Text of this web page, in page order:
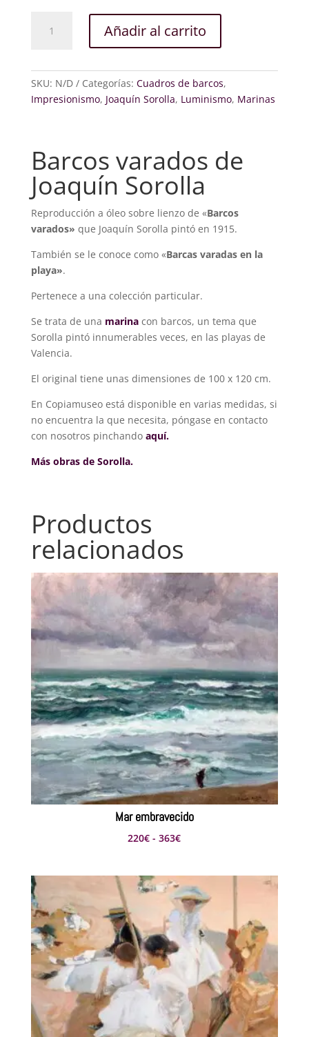
varados
Añadir al carrito
SKU: N/D Categorías: Cuadros de barcos,
Impresionismo, Joaquín Sorolla, Luminismo, Marinas
Barcos varados de
Joaquín Sorolla
Reproducción a óleo sobre lienzo de «Barcos
varados» que Joaquín Sorolla pintó en 1915.
También se le conoce como «Barcas varadas en la
playa».
Pertenece a una colección particular.
Se trata de una marina con barcos, un tema que
Sorolla pintó innumerables veces, en las playas de
Valencia.
El original tiene unas dimensiones de 100 x 120 cm.
En Copiamuseo está disponible en varias medidas, si
no encuentra la que necesita, póngase en contacto
con nosotros pinchando aquí.
Más obras de Sorolla.
Productos
relacionados
Mar embravecido
220€ - 363€Rango
precios:
desde
220€
hasta
363€